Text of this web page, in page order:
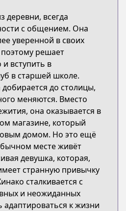
деревни, всегда
с общением. Она
уверенной в своих
решает
и вступить в
в старшей школе.
до столицы,
меняются. Вместо
она оказывается в
магазине, который
домом. Но это ещё
месте живёт
девушка, которая,
странную привычку
сталкивается с
и неожиданных
адаптироваться к жизни